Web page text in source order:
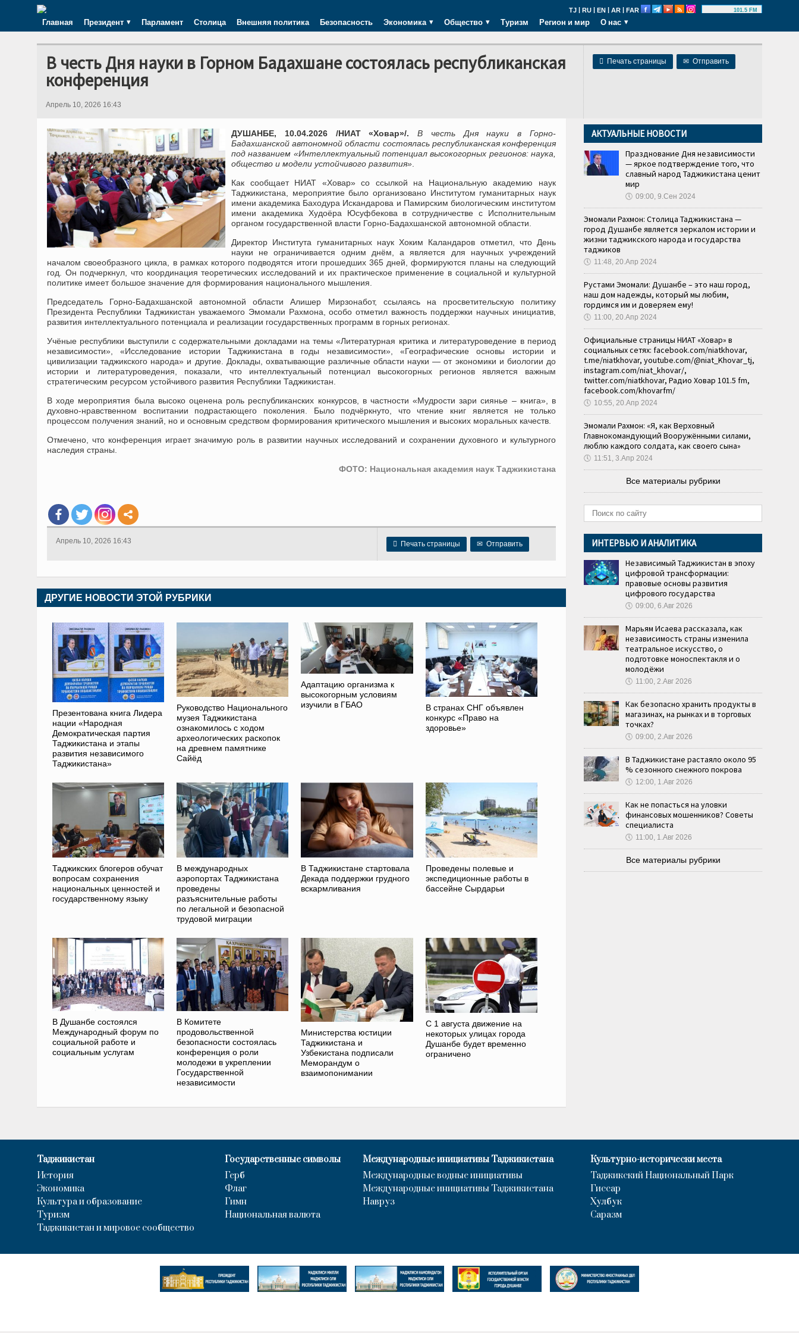
TJ | RU | EN | AR | FAR 101.5 FM
Главная Президент Парламент Столица Внешняя политика Безопасность Экономика Общество Туризм Регион и мир О нас
 Печать страницы ✉ Отправить
В честь Дня науки в Горном Бадахшане состоялась республиканская
конференция
Апрель 10, 2026 16:43
ДУШАНБЕ, 10.04.2026 /НИАТ «Ховар»/.В честь Дня науки в Горно-
Бадахшанской автономной области состоялась республиканская конференция
под названием «Интеллектуальный потенциал высокогорных регионов: наука,
общество и модели устойчивого развития»
Как сообщает НИАТ «Ховар» со ссылкой на Национальную академию наук
Таджикистана, мероприятие было организовано Институтом гуманитарных наук
имени академика Баходура Искандарова и Памирским биологическим институтом
имени академика Худоёра Юсуфбекова в сотрудничестве с Исполнительным
органом государственной власти Горно-Бадахшанской автономной области.
Директор Института гуманитарных наук Хоким Каландаров отметил, что День
науки не ограничивается одним днём, а является для научных учреждений
началом своеобразного цикла, в рамках которого подводятся итоги прошедших 365 дней, формируются планы на следующий
год. Он подчеркнул, что координация теоретических исследований и их практическое применение в социальной и культурной
политике имеет большое значение для формирования национального мышления.
Председатель Горно-Бадахшанской автономной области Алишер Мирзонабот, ссылаясь на просветительскую политику
Президента Республики Таджикистан уважаемого Эмомали Рахмона, особо отметил важность поддержки научных инициатив,
развития интеллектуального потенциала и реализации государственных программ в горных регионах.
Учёные республики выступили с содержательными докладами на темы «Литературная критика и литературоведение в период
независимости», «Исследование истории Таджикистана в годы независимости», «Географические основы истории и
цивилизации таджикского народа» и другие. Доклады, охватывающие различные области науки — от экономики и биологии до
истории и литературоведения, показали, что интеллектуальный потенциал высокогорных регионов является важным
стратегическим ресурсом устойчивого развития Республики Таджикистан.
В ходе мероприятия была высоко оценена роль республиканских конкурсов, в частности «Мудрости зари сиянье – книга», в
духовно-нравственном воспитании подрастающего поколения. Было подчёркнуто, что чтение книг является не только
процессом получения знаний, но и основным средством формирования критического мышления и высоких моральных качеств.
Отмечено, что конференция играет значимую роль в развитии научных исследований и сохранении духовного и культурного
наследия страны.
ФОТО: Национальная академия наук Таджикистана
 Печать страницы ✉ Отправить
Апрель 10, 2026 16:43
ДРУГИЕ НОВОСТИ ЭТОЙ РУБРИКИ
Презентована книга Лидера
нации «Народная
Демократическая партия
Таджикистана и этапы
развития независимого
Таджикистана»
Руководство Национального
музея Таджикистана
ознакомилось с ходом
археологических раскопок
на древнем памятнике
Сайёд
Адаптацию организма к
высокогорным условиям
изучили в ГБАО
В странах СНГ объявлен
конкурс «Право на
здоровье»
Таджикских блогеров обучат
вопросам сохранения
национальных ценностей и
государственному языку
В международных
аэропортах Таджикистана
проведены
разъяснительные работы
по легальной и безопасной
трудовой миграции
В Таджикистане стартовала
Декада поддержки грудного
вскармливания
Проведены полевые и
экспедиционные работы в
бассейне Сырдарьи
В Душанбе состоялся
Международный форум по
социальной работе и
социальным услугам
В Комитете
продовольственной
безопасности состоялась
конференция о роли
молодежи в укреплении
Государственной
независимости
Министерства юстиции
Таджикистана и
Узбекистана подписали
Меморандум о
взаимопонимании
С 1 августа движение на
некоторых улицах города
Душанбе будет временно
ограничено
АКТУАЛЬНЫЕ НОВОСТИ
Празднование Дня независимости
— яркое подтверждение того, что
славный народ Таджикистана ценит
мир
🕔 09:00, 9.Сен 2024
Эмомали Рахмон: Столица Таджикистана —
город Душанбе является зеркалом истории и
жизни таджикского народа и государства
таджиков
🕔 11:48, 20.Апр 2024
Рустами Эмомали: Душанбе – это наш город,
наш дом надежды, который мы любим,
гордимся им и доверяем ему!
🕔 11:00, 20.Апр 2024
Официальные страницы НИАТ «Ховар» в
социальных сетях: facebook.com/niatkhovar,
t.me/niatkhovar, youtube.com/@niat_Khovar_tj,
instagram.com/niat_khovar/,
twitter.com/niatkhovar, Радио Ховар 101.5 fm,
facebook.com/khovarfm/
🕔 10:55, 20.Апр 2024
Эмомали Рахмон: «Я, как Верховный
Главнокомандующий Вооружёнными силами,
люблю каждого солдата, как своего сына»
🕔 11:51, 3.Апр 2024
Все материалы рубрики
ИНТЕРВЬЮ И АНАЛИТИКА
Независимый Таджикистан в эпоху
цифровой трансформации:
правовые основы развития
цифрового государства
🕔 09:00, 6.Авг 2026
Марьям Исаева рассказала, как
независимость страны изменила
театральное искусство, о
подготовке моноспектакля и о
молодёжи
🕔 11:00, 2.Авг 2026
Как безопасно хранить продукты в
магазинах, на рынках и в торговых
точках?
🕔 09:00, 2.Авг 2026
В Таджикистане растаяло около 95
% сезонного снежного покрова
🕔 12:00, 1.Авг 2026
Как не попасться на уловки
финансовых мошенников? Советы
специалиста
🕔 11:00, 1.Авг 2026
Все материалы рубрики
Таджикистан
История
Экономика
Культура и образование
Туризм
Таджикистан и мировое сообщество
Государственные символы
Герб
Флаг
Гимн
Национальная валюта
Международные инициативы Таджикистана
Международные водные инициативы
Международные инициативы Таджикистана
Навруз
Культурно-исторически места
Таджикский Национальный Парк
Гиссар
Хулбук
Саразм